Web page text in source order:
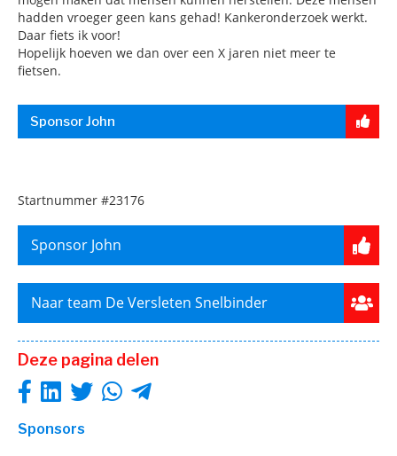
hadden vroeger geen kans gehad! Kankeronderzoek werkt.
Daar fiets ik voor!
Hopelijk hoeven we dan over een X jaren niet meer te
fietsen.
Sponsor John
Startnummer #23176
Sponsor John
Naar team De Versleten Snelbinder
Deze pagina delen
Sponsors